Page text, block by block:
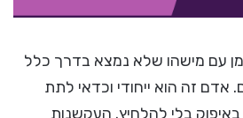
עם מישהו שלא נמצא בדרך כלל
זה הוא ייחודי וכדאי לתת
באיפוק בלי להלחיץ. העקשנות